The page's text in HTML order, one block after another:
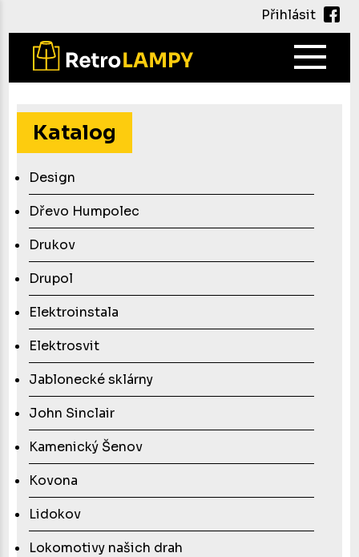
hlavnímu
obsahu
Přihlásit
Main
Katalog
Design
Dřevo Humpolec
Drukov
Drupol
Elektroinstala
Elektrosvit
Jablonecké sklárny
John Sinclair
Kamenický Šenov
Kovona
Lidokov
Lokomotivy našich drah